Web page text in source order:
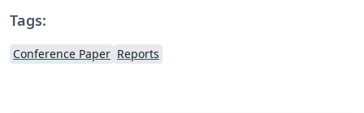
Tags:
Conference Paper Reports